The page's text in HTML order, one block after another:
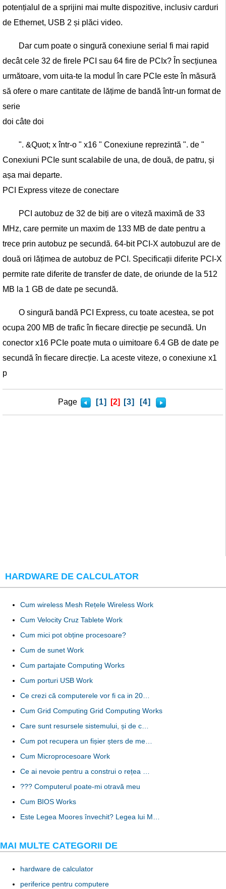
potențialul de a sprijini mai multe dispozitive, inclusiv carduri
de Ethernet, USB 2 și plăci video.
Dar cum poate o singură conexiune serial fi mai rapid
decât cele 32 de firele PCI sau 64 fire de PCIx? În secțiunea
următoare, vom uita-te la modul în care PCIe este în măsură
să ofere o mare cantitate de lățime de bandă într-un format de
serie
doi câte doi
​​". &Quot; x într-o " x16 " Conexiune reprezintă ". de "
Conexiuni PCIe sunt scalabile de una, de două, de patru, și
așa mai departe.
PCI Express viteze de conectare
PCI autobuz de 32 de biți are o viteză maximă de 33
MHz, care permite un maxim de 133 MB de date pentru a
trece prin autobuz pe secundă. 64-bit PCI-X autobuzul are de
două ori lățimea de autobuz de PCI. Specificații diferite PCI-X
permite rate diferite de transfer de date, de oriunde de la 512
MB la 1 GB de date pe secundă.
O singură bandă PCI Express, cu toate acestea, se pot
ocupa 200 MB de trafic în fiecare direcție pe secundă. Un
conector x16 PCIe poate muta o uimitoare 6.4 GB de date pe
secundă în fiecare direcție. La aceste viteze, o conexiune x1
p
Page [1] [2] [3] [4]
HARDWARE DE CALCULATOR
Cum wireless Mesh Rețele Wireless Work
Cum Velocity Cruz Tablete Work
Cum mici pot obține procesoare?
Cum de sunet Work
Cum partajate Computing Works
Cum porturi USB Work
Ce crezi că computerele vor fi ca in 20…
Cum Grid Computing Grid Computing Works
Care sunt resursele sistemului, și de c…
Cum pot recupera un fișier șters de me…
Cum Microprocesoare Work
Ce ai nevoie pentru a construi o rețea …
??? Computerul poate-mi otravă meu
Cum BIOS Works
Este Legea Moores învechit? Legea lui M…
MAI MULTE CATEGORII DE
hardware de calculator
periferice pentru computere